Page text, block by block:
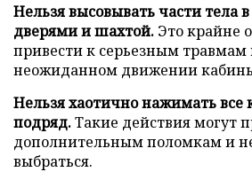
Нельзя высовывать части тела
дверями и шахтой. Это крайне
привести к серьезным травмам
неожиданном движении
Нельзя хаотично нажимать все
подряд.Такие действия могут
дополнительным поломкам и
выбраться.